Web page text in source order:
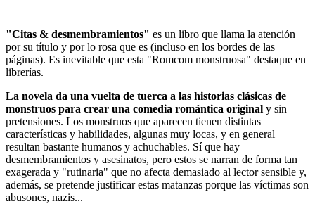
"Citas & desmembramientos" es un libro que llama la atención
por su título y por lo rosa que es (incluso en los bordes de las
páginas). Es inevitable que esta "Romcom monstruosa" destaque en
librerías.
La novela da una vuelta de tuerca a las historias clásicas de
monstruos para crear una comedia romántica original y sin
pretensiones. Los monstruos que aparecen tienen distintas
características y habilidades, algunas muy locas, y en general
resultan bastante humanos y achuchables. Sí que hay
desmembramientos y asesinatos, pero estos se narran de forma tan
exagerada y "rutinaria" que no afecta demasiado al lector sensible y,
además, se pretende justificar estas matanzas porque las víctimas son
abusones, nazis...